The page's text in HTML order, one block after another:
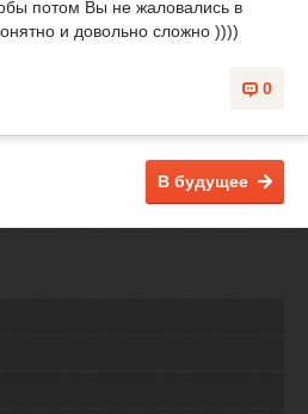
потом Вы не жаловались в
и довольно сложно ))))
0
В будущее